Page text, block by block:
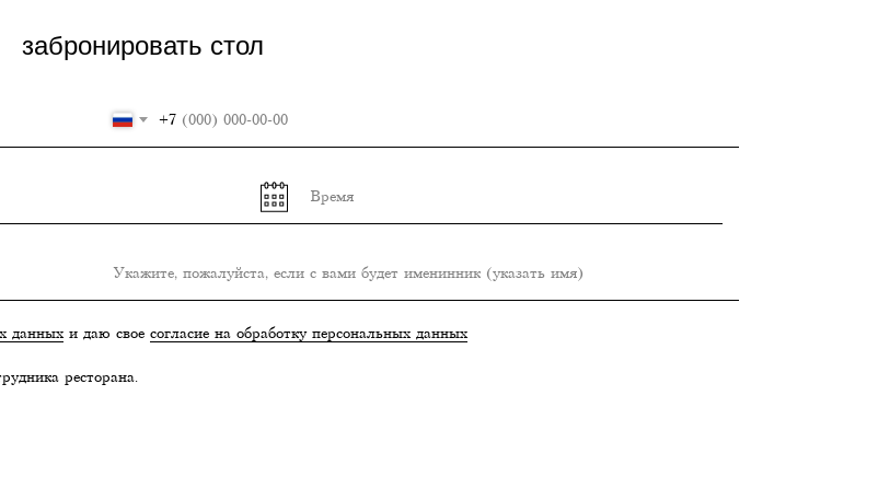
+7
данных и даю свое согласие на обработку персональных данных
ресторана.
забронировать стол